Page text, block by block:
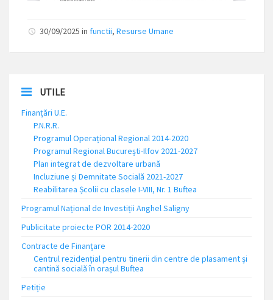
30/09/2025 in functii, Resurse Umane
UTILE
Finanțări U.E.
P.N.R.R.
Programul Operațional Regional 2014-2020
Programul Regional București-Ilfov 2021-2027
Plan integrat de dezvoltare urbană
Incluziune și Demnitate Socială 2021-2027
Reabilitarea Școlii cu clasele I-VIII, Nr. 1 Buftea
Programul Național de Investiții Anghel Saligny
Publicitate proiecte POR 2014-2020
Contracte de Finanțare
Centrul rezidențial pentru tinerii din centre de plasament și
cantină socială în orașul Buftea
Petiție